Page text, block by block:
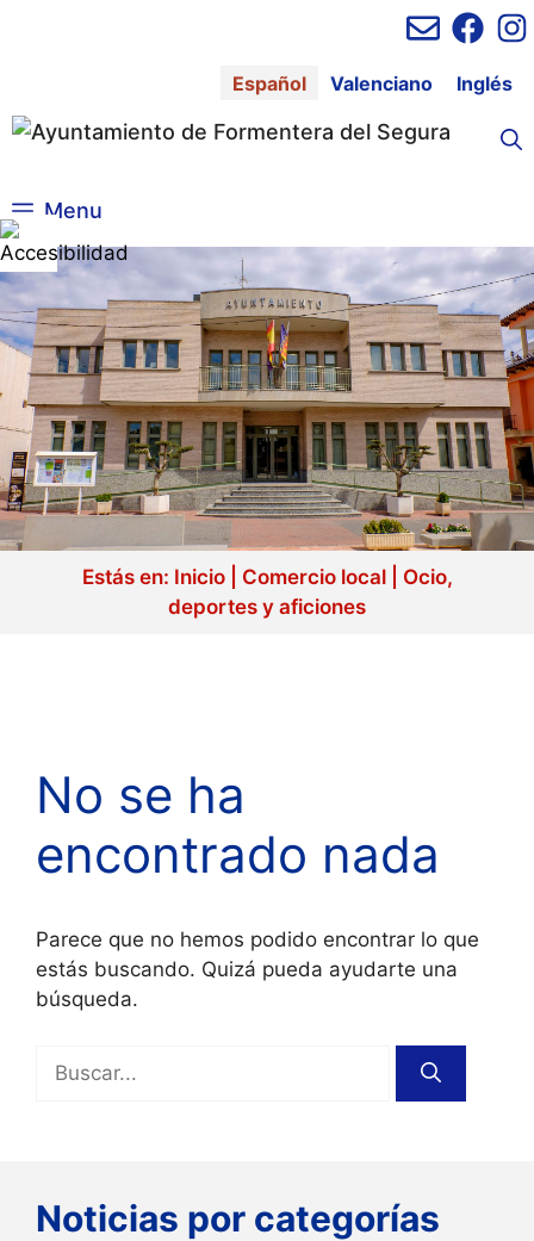
Español Valenciano Inglés
Menu
Estás en: Inicio| Comercio local| Ocio,
deportes y aficiones
No se ha
encontrado nada
Parece que no hemos podido encontrar lo que
estás buscando. Quizá pueda ayudarte una
búsqueda.
Noticias por categorías